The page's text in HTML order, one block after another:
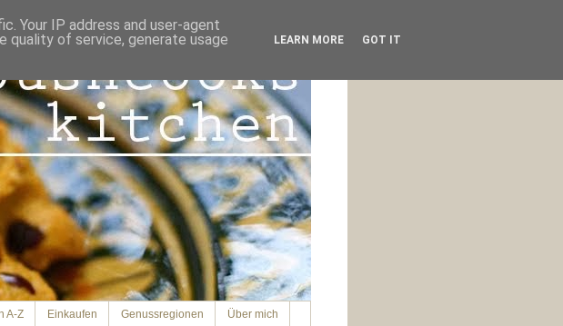
A-Z Einkaufen Genussregionen Über mich
Your IP address and user-agent
quality of service, generate usage
LEARN MORE GOT IT